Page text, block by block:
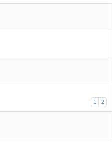
1 2